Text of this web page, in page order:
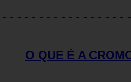
- - - - - - - - - - - - - - - -
O QUE É A